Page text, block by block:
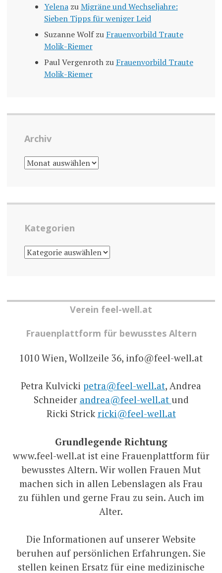
YelenazuMigräne und Wechseljahre:
Sieben Tipps für weniger Leid
Suzanne Wolfzu Frauenvorbild Traute
Molik-Riemer
Paul Vergenrothzu Frauenvorbild Traute
Molik-Riemer
Archiv
ARCHIV
Kategorien
KATEGORIEN
Verein feel-well.at
Frauenplattform für bewusstes Altern
1010 Wien, Wollzeile 36, info@feel-well.at
Petra Kulvicki petra@feel-well.at, Andrea
Schneider andrea@feel-well.at und
Ricki Strick ricki@feel-well.at
Grundlegende Richtung
www.feel-well.at ist eine Frauenplattform für
bewusstes Altern. Wir wollen Frauen Mut
machen sich in allen Lebenslagen als Frau
zu fühlen und gerne Frau zu sein. Auch im
Alter.
Die Informationen auf unserer Website
beruhen auf persönlichen Erfahrungen. Sie
stellen keinen Ersatz für eine medizinische